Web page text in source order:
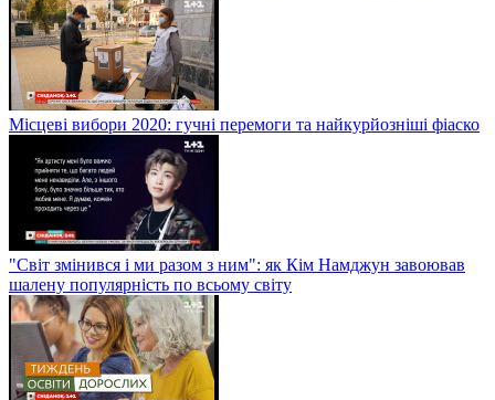
Місцеві вибори 2020: гучні перемоги та найкурйозніші фіаско
"Світ змінився і ми разом з ним": як Кім Намджун завоював
шалену популярність по всьому світу